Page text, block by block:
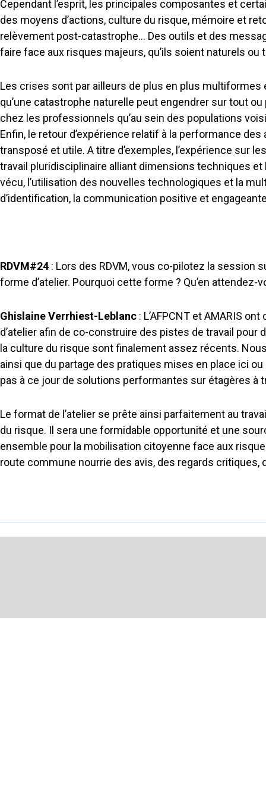
Cependant l’esprit, les principales composantes et
des moyens d’actions, culture du risque, mémoire et
relèvement post-catastrophe… Des outils et des
faire face aux risques majeurs, qu’ils soient naturels
Les crises sont par ailleurs de plus en plus multiformes
qu’une catastrophe naturelle peut engendrer sur tout
chez les professionnels qu’au sein des populations
Enfin, le retour d’expérience relatif à la performance
transposé et utile. A titre d’exemples, l’expérience sur
travail pluridisciplinaire alliant dimensions techniques et
vécu, l’utilisation des nouvelles technologiques et la
d’identification, la communication positive et
RDVM#24 : Lors des RDVM, vous co-pilotez la session
forme d’atelier. Pourquoi cette forme ? Qu’en attendez-
Ghislaine Verrhiest-Leblanc : L’AFPCNT et AMARIS
d’atelier afin de co-construire des pistes de travail
la culture du risque sont finalement assez récents.
ainsi que du partage des pratiques mises en place ici
pas à ce jour de solutions performantes sur étagères à
Le format de l’atelier se prête ainsi parfaitement au
du risque. Il sera une formidable opportunité et une
ensemble pour la mobilisation citoyenne face aux
route commune nourrie des avis, des regards